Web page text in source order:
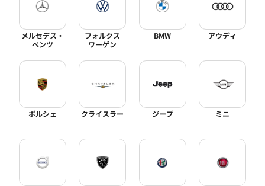
メルセデス・
ベンツ
フォルクス
ワーゲン
BMW アウディ
ポルシェ クライスラー ジープ ミニ